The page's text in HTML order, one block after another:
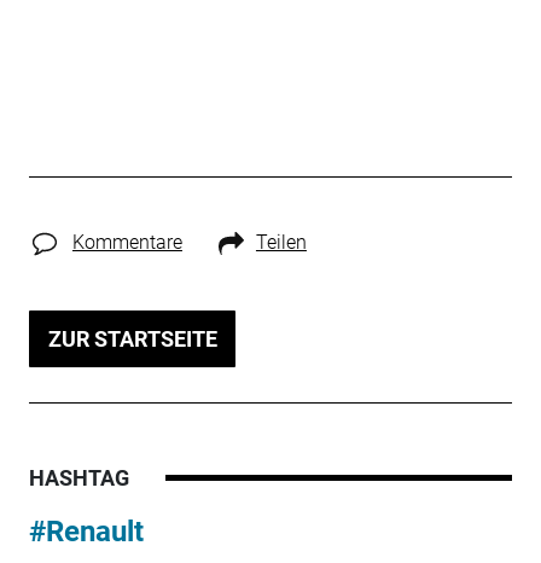
Kommentare Teilen
ZUR STARTSEITE
HASHTAG
#Renault